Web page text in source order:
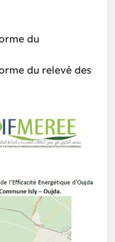
du
du relevé des